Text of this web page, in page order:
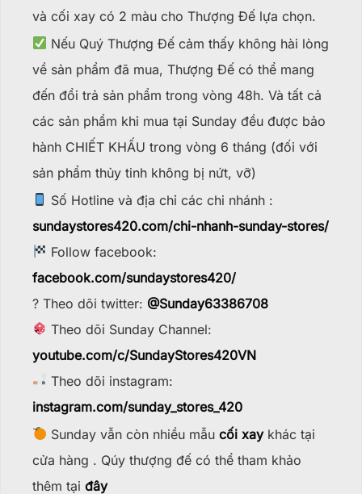
và cối xay có 2 màu cho Thượng Đế lựa chọn.
Nếu Quý Thượng Đế cảm thấy không hài lòng
về sản phẩm đã mua, Thượng Đế có thể mang
đến đổi trả sản phẩm trong vòng 48h. Và tất cả
các sản phẩm khi mua tại Sunday đều được bảo
hành CHIẾT KHẤU trong vòng 6 tháng (đối với
sản phẩm thủy tinh không bị nứt, vỡ)
Số Hotline và địa chỉ các chi nhánh :
sundaystores420.com/chi-nhanh-sunday-stores/
Follow facebook:
facebook.com/sundaystores420/
? Theo dõi twitter: @Sunday63386708
Theo dõi Sunday Channel:
youtube.com/c/SundayStores420VN
Theo dõi instagram:
instagram.com/sunday_stores_420
Sunday vẫn còn nhiều mẫucối xaykhác tại
cửa hàng . Qúy thượng đế có thể tham khảo
thêm tại đây